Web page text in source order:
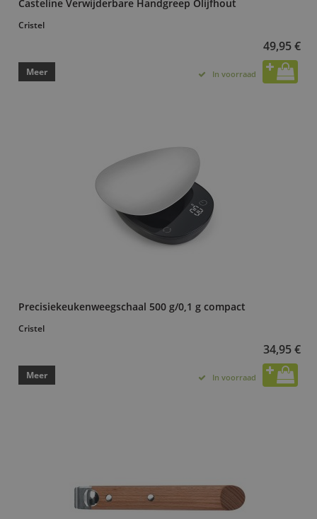
Casteline Verwijderbare Handgreep Olijfhout
Cristel
49,95 €
Meer In voorraad
Precisiekeukenweegschaal 500 g/0,1 g compact
Cristel
34,95 €
Meer In voorraad